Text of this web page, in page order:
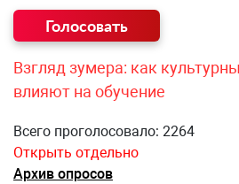
Взгляд зумера: как
влияют на обучение
Всего проголосовало: 2264
Открыть отдельно
Архив опросов